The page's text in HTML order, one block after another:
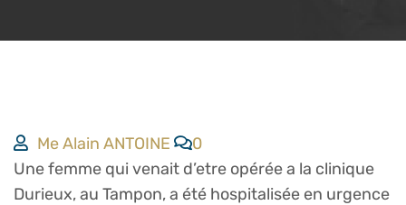
Me Alain ANTOINE
0
Une femme qui venait d’etre opérée a la clinique
Durieux, au Tampon, a été hospitalisée en urgence